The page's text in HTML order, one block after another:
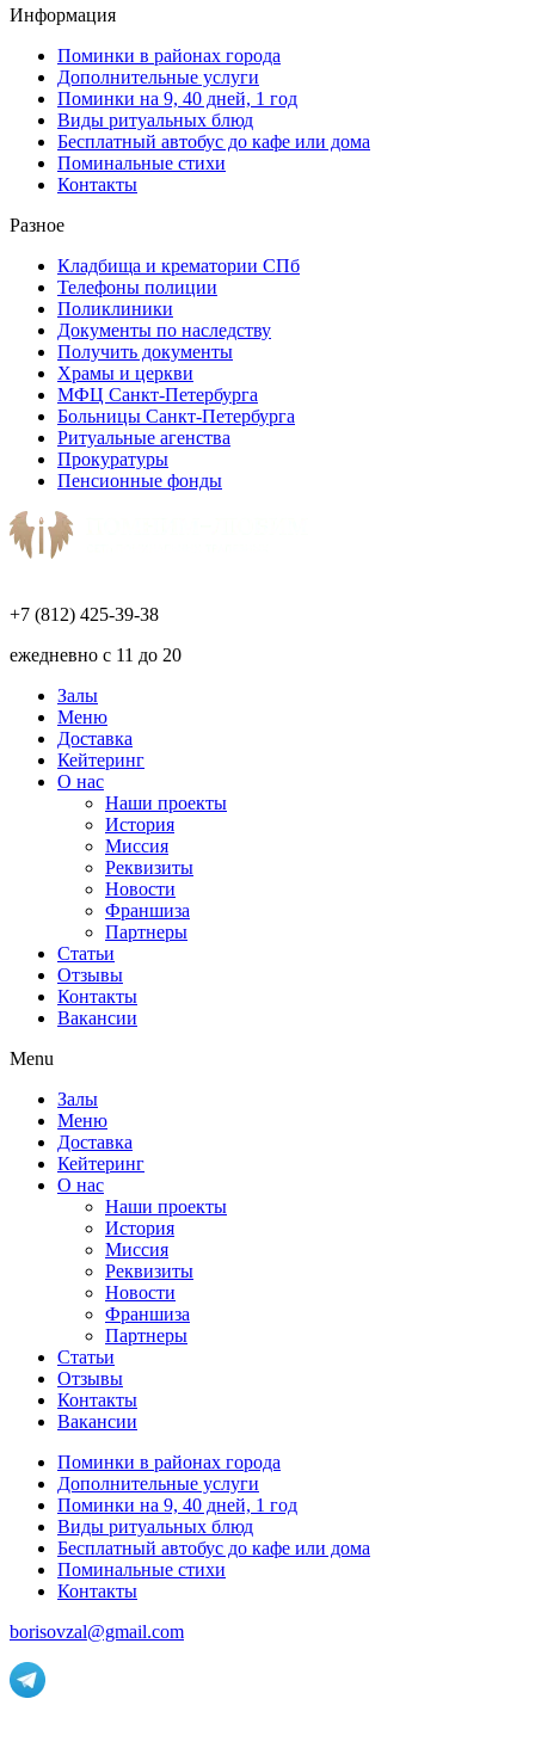
Информация
Поминки в районах города
Дополнительные услуги
Поминки на 9, 40 дней, 1 год
Виды ритуальных блюд
Бесплатный автобус до кафе или дома
Поминальные стихи
Контакты
Разное
Кладбища и крематории СПб
Телефоны полиции
Поликлиники
Документы по наследству
Получить документы
Храмы и церкви
МФЦ Санкт-Петербурга
Больницы Санкт-Петербурга
Ритуальные агенства
Прокуратуры
Пенсионные фонды
+7 (812) 425-39-38
ежедневно с 11 до 20
Залы
Меню
Доставка
Кейтеринг
О нас
Наши проекты
История
Миссия
Реквизиты
Новости
Франшиза
Партнеры
Статьи
Отзывы
Контакты
Вакансии
Menu
Залы
Меню
Доставка
Кейтеринг
О нас
Наши проекты
История
Миссия
Реквизиты
Новости
Франшиза
Партнеры
Статьи
Отзывы
Контакты
Вакансии
Поминки в районах города
Дополнительные услуги
Поминки на 9, 40 дней, 1 год
Виды ритуальных блюд
Бесплатный автобус до кафе или дома
Поминальные стихи
Контакты
borisovzal@gmail.com